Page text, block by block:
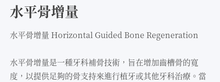
水平骨增量
⽔平骨增量 Horizontal Guided Bone Regeneration
⽔平骨增量是⼀種牙科補骨技術，旨在增加⿒槽骨的寬
度，以提供⾜夠的骨⽀持來進⾏植牙或其他牙科治療。當